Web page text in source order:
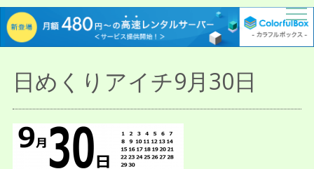
描人某屋落描置場
らくがきとねことしゃしんとだぶん
日めくりアイチ9月30日